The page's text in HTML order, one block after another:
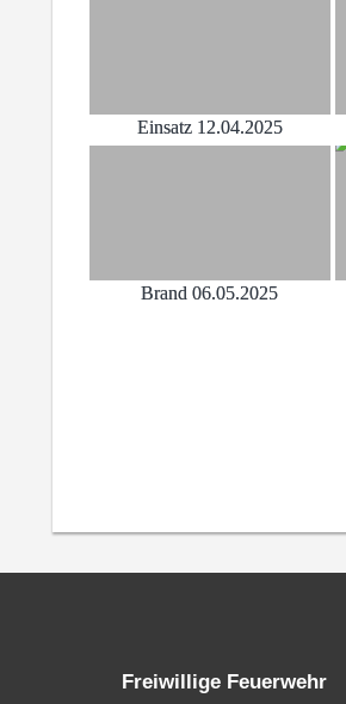
Einsatz 12.04.2025
Brand 06.05.2025
Freiwillige Feuerwehr